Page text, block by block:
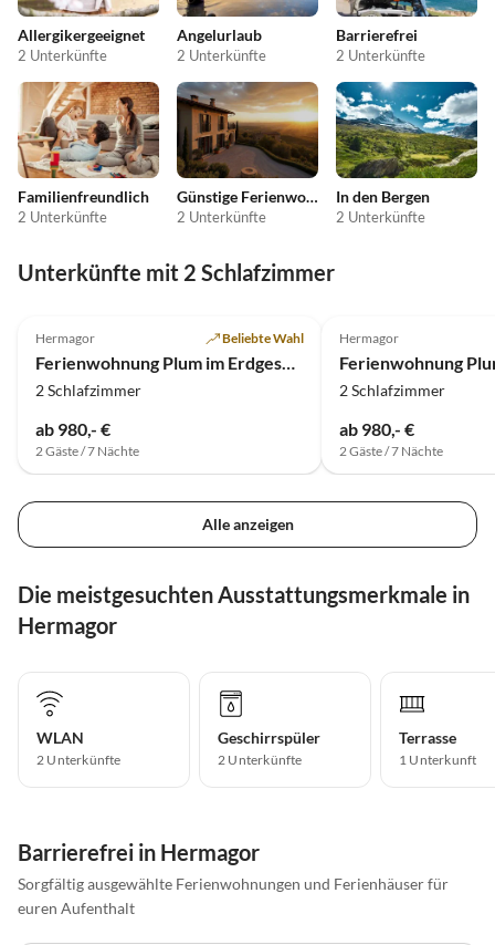
Allergikergeeignet
2 Unterkünfte
Angelurlaub
2 Unterkünfte
Barrierefrei
2 Unterkünfte
Familienfreundlich
2 Unterkünfte
Günstige Ferienwohnungen
2 Unterkünfte
In den Bergen
2 Unterkünfte
Unterkünfte mit 2 Schlafzimmer
Hermagor Beliebte Wahl
2 Schlafzimmer
ab 980,- €
2 Gäste / 7 Nächte
Hermagor
2 Schlafzimmer
ab 980,- €
2 Gäste / 7 Nächte
Alle anzeigen
Die meistgesuchten Ausstattungsmerkmale in
Hermagor
WLAN
2 Unterkünfte
Geschirrspüler
2 Unterkünfte
Terrasse
1 Unterkunft
Barrierefrei in Hermagor
Sorgfältig ausgewählte Ferienwohnungen und Ferienhäuser für
euren Aufenthalt